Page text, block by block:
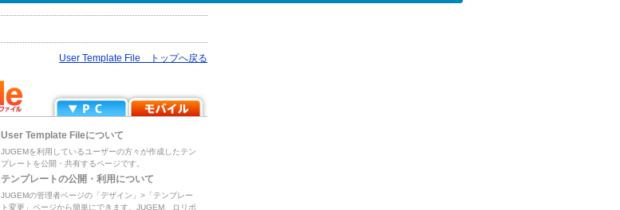
User Template File トップへ戻る
User Template Fileについて
JUGEMを利用しているユーザーの方々が作成したテン
プレートを公開・共有するページです。
テンプレートの公開・利用について
JUGEMの管理者ページの「デザイン」>「テンプレー
ト変更」ページから簡単にできます。JUGEM、ロリポ